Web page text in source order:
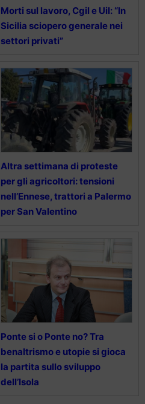
Morti sul lavoro, Cgil e Uil: “In
Sicilia sciopero generale nei
settori privati”
Altra settimana di proteste
per gli agricoltori: tensioni
nell’Ennese, trattori a Palermo
per San Valentino
Ponte si o Ponte no? Tra
benaltrismo e utopie si gioca
la partita sullo sviluppo
dell’Isola